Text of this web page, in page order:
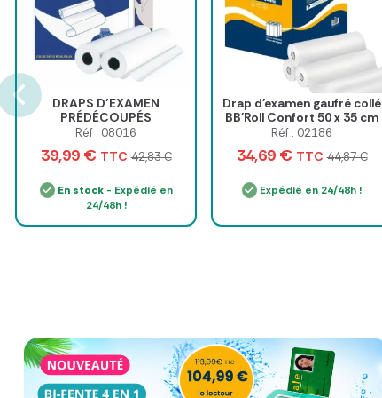
DRAPS D’EXAMEN
PRÉDÉCOUPÉS
CLASSIC’ROLL DOUBLE
Réf : 08016
39,99 € TTC 42,83 €
En stock- Expédié en
24/48h !
Drap d'examen gaufré collé
BB'Roll Confort 50 x 35 cm
- Colis de 9 rouleaux
Réf : 02186
34,69 € TTC 44,87 €
Expédié en 24/48h !